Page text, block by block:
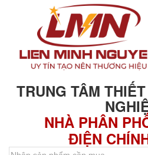
TRUNG TÂM
NHÀ PHÂN
ĐIỆN